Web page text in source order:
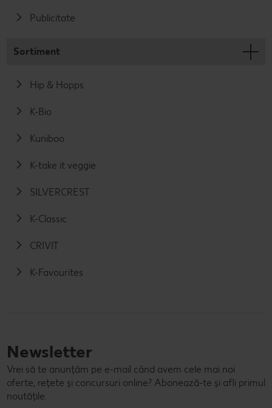
Publicitate
Sortiment
Hip & Hopps
K-Bio
Kuniboo
K-take it veggie
SILVERCREST
K-Classic
CRIVIT
K-Favourites
Newsletter
Vrei să te anunțăm pe e-mail când avem cele mai noi
oferte, rețete și concursuri online? Abonează-te și afli primul
noutățile.